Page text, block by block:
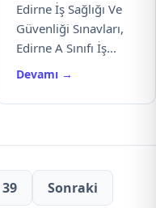
Edirne İş Sağlığı Ve
Güvenliği Sınavları,
Edirne A Sınıfı İş...
Devamı →
39 Sonraki